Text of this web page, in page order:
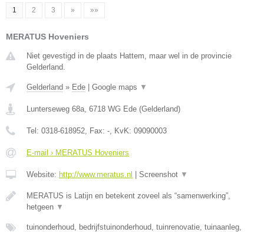
1 2 3 » »»
MERATUS Hoveniers
Niet gevestigd in de plaats Hattem, maar wel in de provincie
Gelderland.
Gelderland » Ede Google maps ▼
Lunterseweg 68a, 6718 WG Ede (Gelderland)
Tel: 0318-618952, Fax: -, KvK: 09090003
E-mail › MERATUS Hoveniers
Website: http://www.meratus.nl Screenshot ▼
MERATUS is Latijn en betekent zoveel als “samenwerking”,
hetgeen ▼
tuinonderhoud, bedrijfstuinonderhoud, tuinrenovatie, tuinaanleg,